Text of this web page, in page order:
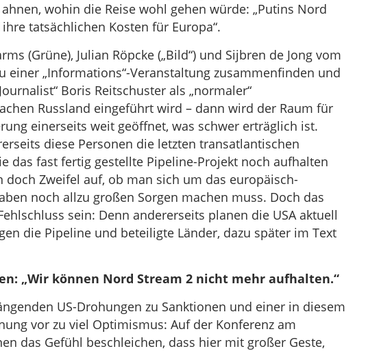
wohin die Reise wohl gehen würde: „Putins Nord
tatsächlichen Kosten für Europa“.
(Grüne), Julian Röpcke („Bild“) und Sijbren de Jong vom
einer „Informations“-Veranstaltung zusammenfinden und
Boris Reitschuster als „normaler“
Russland eingeführt wird – dann wird der Raum für
einerseits weit geöffnet, was schwer erträglich ist.
diese Personen die letzten transatlantischen
das fast fertig gestellte Pipeline-Projekt noch aufhalten
doch Zweifel auf, ob man sich um das europäisch-
noch allzu großen Sorgen machen muss. Doch das
sein: Denn andererseits planen die USA aktuell
die Pipeline und beteiligte Länder, dazu später im Text
„Wir können Nord Stream 2 nicht mehr aufhalten.“
US-Drohungen zu Sanktionen und einer in diesem
vor zu viel Optimismus: Auf der Konferenz am
das Gefühl beschleichen, dass hier mit großer Geste,